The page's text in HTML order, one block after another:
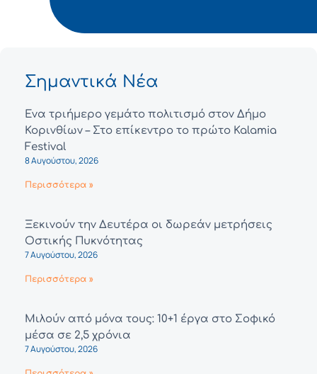
Σημαντικά Νέα
Ένα τριήμερο γεμάτο πολιτισμό στον Δήμο
Κορινθίων – Στο επίκεντρο το πρώτο Kalamia
Festival
8 Αυγούστου, 2026
Περισσότερα »
Ξεκινούν την Δευτέρα οι δωρεάν μετρήσεις
Οστικής Πυκνότητας
7 Αυγούστου, 2026
Περισσότερα »
Μιλούν από μόνα τους: 10+1 έργα στο Σοφικό
μέσα σε 2,5 χρόνια
7 Αυγούστου, 2026